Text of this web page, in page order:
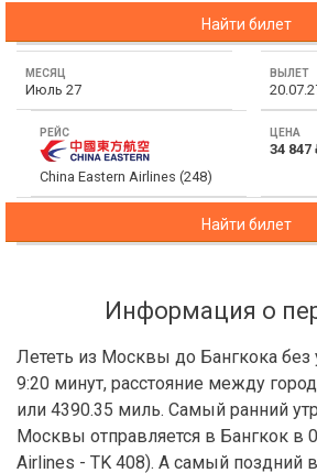
Найти билет
Июль 27
China Eastern Airlines (248)
34 847
Найти билет
Информация о
Лететь из Москвы до Бангкока без
9:20 минут, расстояние между
или 4390.35 миль. Самый ранний
Москвы отправляется в Бангкок в
Airlines - TK 408). А самый поздний